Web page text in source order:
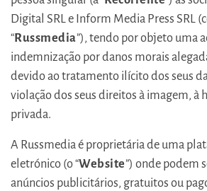
Digital SRL e Inform Media Press SRL
“Russmedia”), tendo por objeto uma
indemnização por danos morais
devido ao tratamento ilícito dos seus
violação dos seus direitos à imagem, à
privada.
A Russmedia é proprietária de uma
eletrónico (o “Website”) onde podem
anúncios publicitários, gratuitos ou